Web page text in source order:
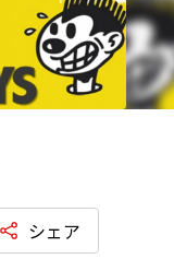
シェア